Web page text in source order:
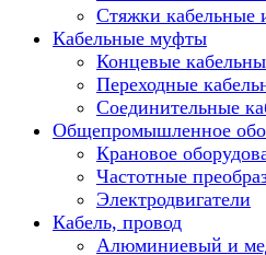
Стяжки кабельные
Кабельные муфты
Концевые
Переходные
Соединительные
Общепромышленное
Крановое
Частотные
Электродвигатели
Кабель, провод
Алюминиевый и